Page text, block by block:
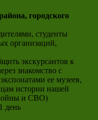
городского
студенты
организаций,
экскурсантов к
знакомство с
ее музеев,
истории нашей
и СВО)
1 день